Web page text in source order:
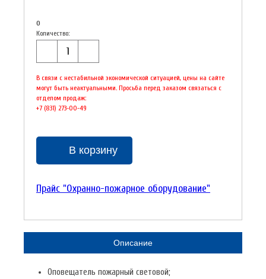
0
Количество:
В связи с нестабильной экономической ситуацией, цены на сайте
могут быть неактуальными. Просьба перед заказом связаться с
отделом продаж:
+7 (831) 273-00-49
В корзину
Прайс "Охранно-пожарное оборудование"
Описание
Оповещатель пожарный световой;